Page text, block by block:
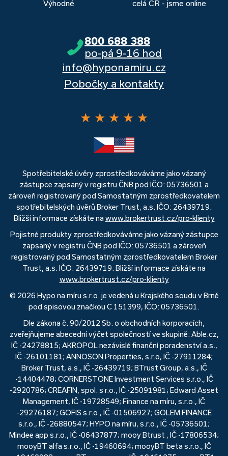
Výhodné
celá ČR - jsme online
800 688 388
po-pá 9-16 hod
info@hyponamiru.cz
Pobočky a kontakty
★ ★ ★ ★ ★
Spotřebitelské úvěry zprostředkováváme jako vázaný
zástupce zapsaný v registru ČNB pod IČO: 05736501 a
zároveň registrovaný pod Samostatným zprostředkovatelem
spotřebitelských úvěrů Broker Trust, a.s. IČO: 26439719.
Bližší informace získáte na www.brokertrust.cz/pro-klienty
Pojistné produkty zprostředkováváme jako vázaný zástupce
zapsaný v registru ČNB pod IČO: 05736501 a zároveň
registrovaný pod Samostatným zprostředkovatelem Broker
Trust, a.s. IČO: 26439719. Bližší informace získáte na
www.brokertrust.cz/pro-klienty
© 2026 Hypo na míru s.r.o. je vedená u Krajského soudu v Brně
pod spisovou značkou C 151399, IČO: 05736501.
Dle zákona č. 90/2012 Sb. o obchodních korporacích,
zveřejňujeme abecední výčet společností ve skupině: Able.cz,
IČ -24278815; AKROPOL nezávislé finanční poradenství a.s.,
IČ -26101181; ANNOSON Properties, s.r.o, IČ -27911284;
Broker Trust, a.s., IČ -26439719; BTrust Group, a.s., IČ
-14404478; CORNERSTONE Investment Services s.r.o., IČ
-2920786; CREAFIN, spol. s r.o., IČ -25091981; Edward Asset
Management, IČ -19728549; Finance na míru, s.r.o., IČ
-29276187; GOFIS s.r.o., IČ -01506927; GOLEM FINANCE
s.r.o., IČ -26880547; HYPO na míru, s.r.o., IČ -05736501;
Mindee app s.r.o., IČ -06437877; mooy Btrust , IČ -17806534;
mooyBT alfa s.r.o., IČ -19460694; mooyBT beta s.r.o., IČ